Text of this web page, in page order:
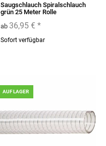
Saugschlauch Spiralschlauch
grün 25 Meter Rolle
ab 36,95 € *
Sofort verfügbar
AUF LAGER